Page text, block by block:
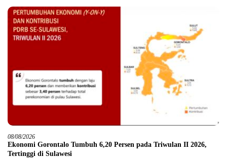
08/08/2026
Ekonomi Gorontalo Tumbuh 6,20 Persen pada Triwulan II 2026,
Tertinggi di Sulawesi